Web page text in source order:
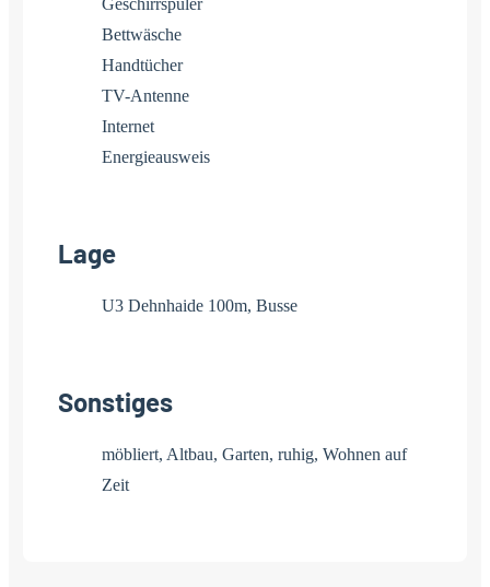
Bettwäsche
Handtücher
TV-Antenne
Internet
Energieausweis
Lage
U3 Dehnhaide 100m, Busse
Sonstiges
möbliert, Altbau, Garten, ruhig, Wohnen auf
Zeit